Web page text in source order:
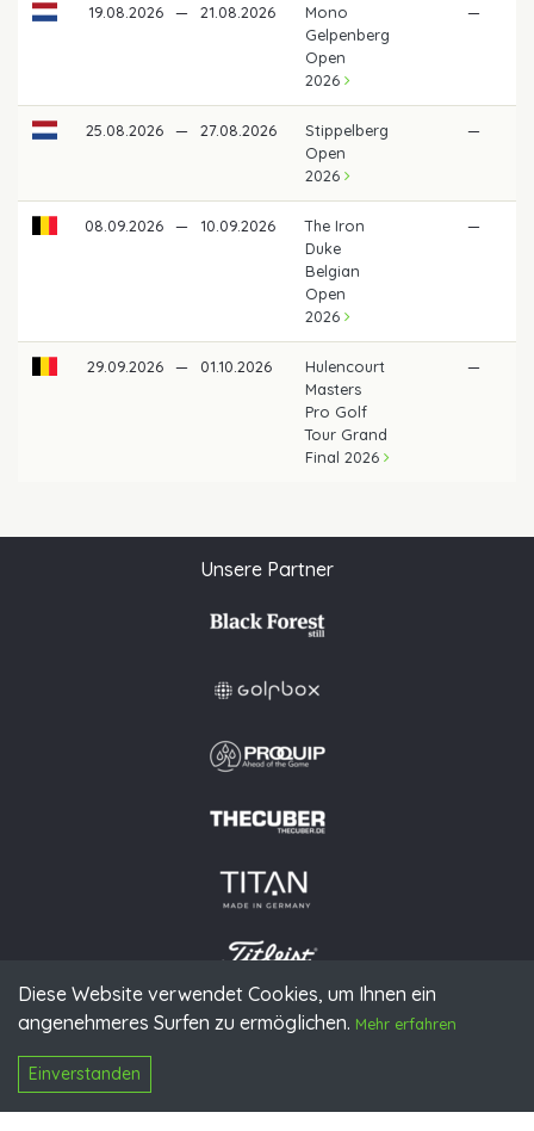
Diese Website verwendet Cookies, um Ihnen ein
angenehmeres Surfen zu ermöglichen. Mehr erfahren
Einverstanden
19.08.2026 — 21.08.2026
Mono
Gelpenberg
Open
2026
—
25.08.2026 — 27.08.2026
Stippelberg
Open
2026
—
08.09.2026 — 10.09.2026
The Iron
Duke
Belgian
Open
2026
—
29.09.2026 — 01.10.2026
Hulencourt
Masters
Pro Golf
Tour Grand
Final 2026
—
Unsere Partner
© 2026 PGAoG